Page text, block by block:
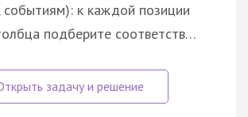
событиям): к каждой позиции
подберите соответств…